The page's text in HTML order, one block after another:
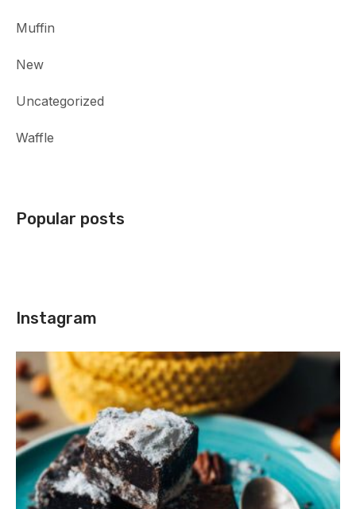
Muffin
New
Uncategorized
Waffle
Popular posts
Instagram